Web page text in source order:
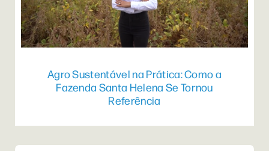
Agro Sustentável na Prática: Como a
Fazenda Santa Helena Se Tornou
Referência